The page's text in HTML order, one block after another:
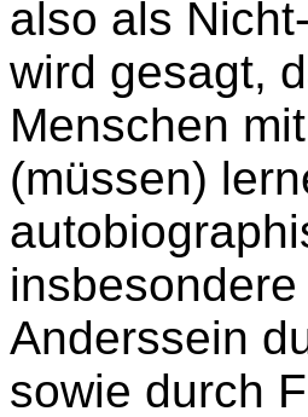
also als
wird gesagt,
Menschen
(müssen)
Anderssein
sowie durch